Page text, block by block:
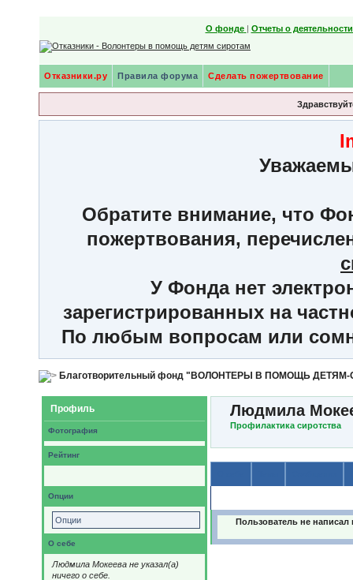
О фонде | Отчеты о
Отказники.ру Правила форума Сделать пожертвование
Обратите внимание, что
пожертвования,
У Фонда нет
зарегистрированных на
По любым вопросам или
Благотворительный фонд "ВОЛОНТЕРЫ В ПОМОЩЬ
Профиль
Фотография
Рейтинг
Опции
Опции
О себе
Людмила Мокеева не указал(а)
ничего о себе.
Людмила
Профилактика сиротства
Пользователь не написал